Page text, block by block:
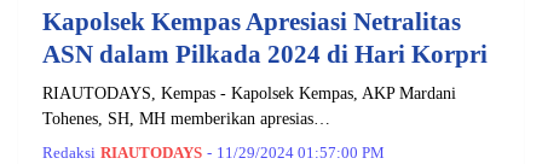
Kapolsek Kempas Apresiasi Netralitas
ASN dalam Pilkada 2024 di Hari Korpri
RIAUTODAYS, Kempas - Kapolsek Kempas, AKP Mardani
Tohenes, SH, MH memberikan apresias…
Redaksi RIAUTODAYS - 11/29/2024 01:57:00 PM